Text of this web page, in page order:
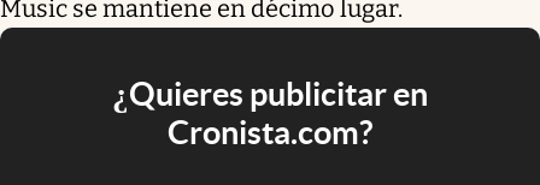
Music se mantiene en décimo lugar.
¿Quieres publicitar en
Cronista.com?